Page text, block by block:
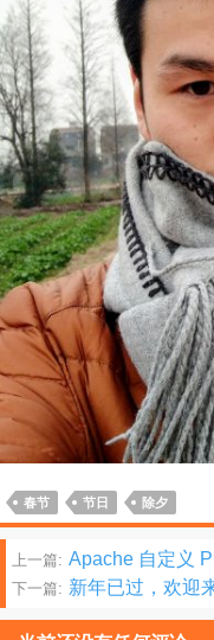
春节 节日 除夕
文
章
上一篇: Apache 自定义
下一篇: 新年已过，欢迎